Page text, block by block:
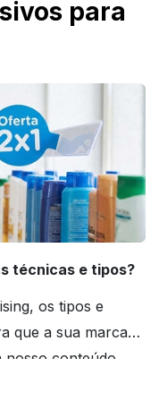
para
técnicas e tipos?
os tipos e
que a sua marca
nosso conteúdo